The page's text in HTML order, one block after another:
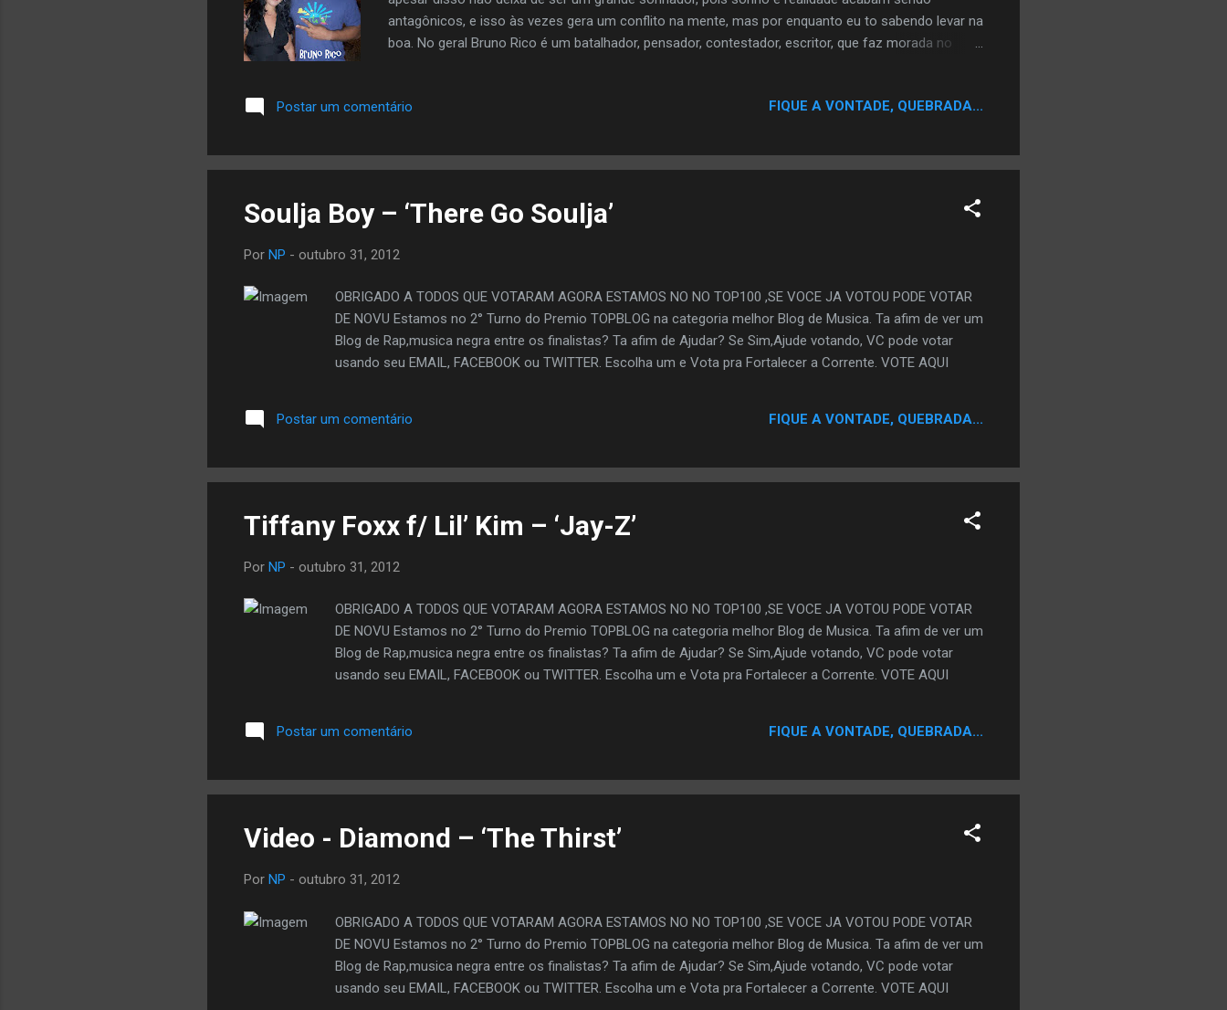
antagônicos, e isso às vezes gera um conflito na mente, mas por enquanto eu to sabendo levar na
boa. No geral Bruno Rico é um batalhador, pensador, contestador, escritor, que faz morada no
só fui me aprofundar na cultura hip hop anos mais tarde através do meu irmão, que começou a
desses em especial foi o Facção Central, um grupo que eu posso dizer que ajudou na minha
educação em diversos sentidos, assim como outros, mas Facção e...
Postar um comentário FIQUE A VONTADE, QUEBRADA...
Soulja Boy – ‘There Go Soulja’
Por NP - outubro 31, 2012
OBRIGADO A TODOS QUE VOTARAM AGORA ESTAMOS NO NO TOP100 ,SE VOCE JA VOTOU PODE VOTAR
DE NOVU Estamos no 2° Turno do Premio TOPBLOG na categoria melhor Blog de Musica. Ta afim de ver um
Blog de Rap,musica negra entre os finalistas? Ta afim de Ajudar? Se Sim,Ajude votando, VC pode votar
usando seu EMAIL, FACEBOOK ou TWITTER. Escolha um e Vota pra Fortalecer a Corrente. VOTE AQUI
Postar um comentário FIQUE A VONTADE, QUEBRADA...
Tiffany Foxx f/ Lil’ Kim – ‘Jay-Z’
Por NP - outubro 31, 2012
OBRIGADO A TODOS QUE VOTARAM AGORA ESTAMOS NO NO TOP100 ,SE VOCE JA VOTOU PODE VOTAR
DE NOVU Estamos no 2° Turno do Premio TOPBLOG na categoria melhor Blog de Musica. Ta afim de ver um
Blog de Rap,musica negra entre os finalistas? Ta afim de Ajudar? Se Sim,Ajude votando, VC pode votar
usando seu EMAIL, FACEBOOK ou TWITTER. Escolha um e Vota pra Fortalecer a Corrente. VOTE AQUI
Postar um comentário FIQUE A VONTADE, QUEBRADA...
Video - Diamond – ‘The Thirst’
Por NP - outubro 31, 2012
OBRIGADO A TODOS QUE VOTARAM AGORA ESTAMOS NO NO TOP100 ,SE VOCE JA VOTOU PODE VOTAR
DE NOVU Estamos no 2° Turno do Premio TOPBLOG na categoria melhor Blog de Musica. Ta afim de ver um
Blog de Rap,musica negra entre os finalistas? Ta afim de Ajudar? Se Sim,Ajude votando, VC pode votar
usando seu EMAIL, FACEBOOK ou TWITTER. Escolha um e Vota pra Fortalecer a Corrente. VOTE AQUI